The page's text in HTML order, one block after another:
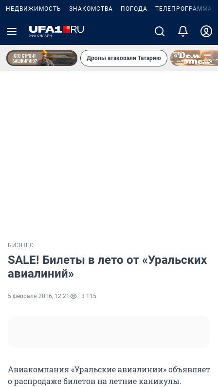
НЕДВИЖИМОСТЬ ЗНАКОМСТВА ПОГОДА ТЕЛЕПРОГРАММА
Дроны атаковали Татарию
БИЗНЕС
SALE! Билеты в лето от «Уральских
авиалиний»
5 февраля 2016, 12:21 3 115
Авиакомпания «Уральские авиалинии» объявляет
о распродаже билетов на летние каникулы.